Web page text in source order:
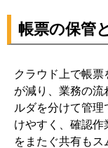
帳票の保管
クラウド上で帳
が減り、業務の流
ルダを分けて管
けやすく、確認
をまたぐ共有も